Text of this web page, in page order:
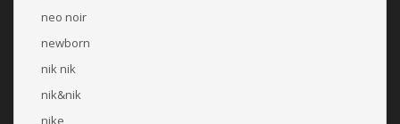
neo noir
newborn
nik nik
nik&nik
nike